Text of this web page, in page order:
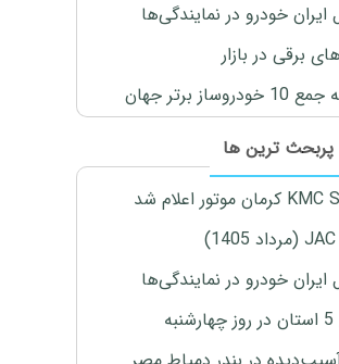
برقی در بازار
جهان
پربحث ترین ها